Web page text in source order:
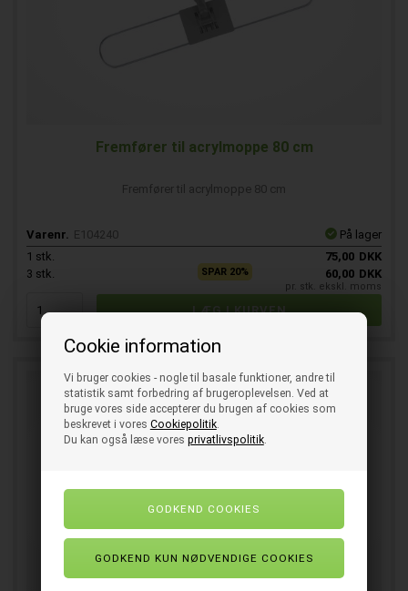
Cookie information
Vi bruger cookies - nogle til basale funktioner, andre til
statistik samt forbedring af brugeroplevelsen. Ved at
bruge vores side accepterer du brugen af cookies som
beskrevet i vores Cookiepolitik.
Du kan også læse vores privatlivspolitik.
Fremfører til acrylmoppe 80 cm
Fremfører til acrylmoppe 80 cm
Varenr. E104240
På lager
1 stk. 75,00 DKK
3 stk. SPAR 20% 60,00 DKK
pr. stk. ekskl. moms